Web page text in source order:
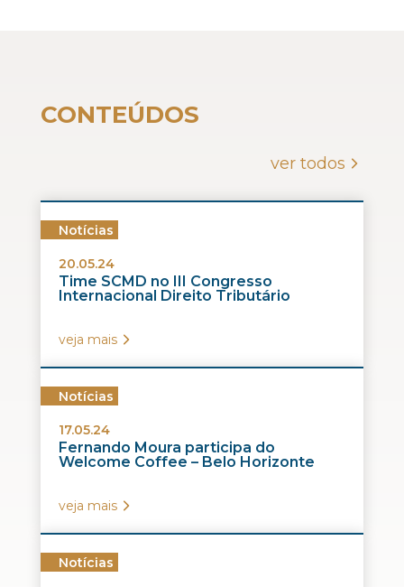
CONTEÚDOS
ver todos
Notícias
20.05.24
Time SCMD no III Congresso
Internacional Direito Tributário
veja mais
Notícias
17.05.24
Fernando Moura participa do
Welcome Coffee – Belo Horizonte
veja mais
Notícias